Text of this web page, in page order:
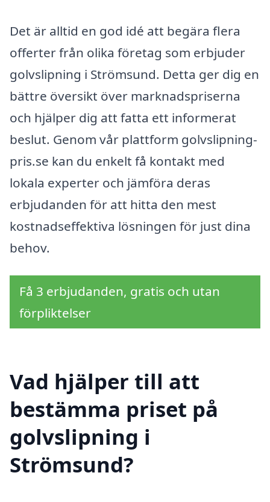
Det är alltid en god idé att begära flera
offerter från olika företag som erbjuder
golvslipning i Strömsund. Detta ger dig en
bättre översikt över marknadspriserna
och hjälper dig att fatta ett informerat
beslut. Genom vår plattform golvslipning-
pris.se kan du enkelt få kontakt med
lokala experter och jämföra deras
erbjudanden för att hitta den mest
kostnadseffektiva lösningen för just dina
behov.
Få 3 erbjudanden, gratis och utan
förpliktelser
Vad hjälper till att
bestämma priset på
golvslipning i
Strömsund?